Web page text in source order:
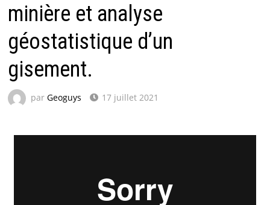
minière et analyse
géostatistique d’un
gisement.
par Geoguys 17 juillet 2021